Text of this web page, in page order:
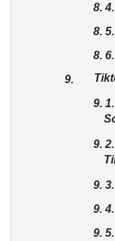
8.4.
8. 5.
8. 6.
9.
9. 1.
9. 2.
9. 3.
9.4.
9. 5.